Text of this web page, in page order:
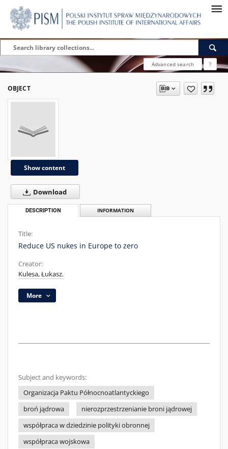
Advanced search ?
OBJECT
Show content
Download
DESCRIPTION INFORMATION
Title:
Reduce US nukes in Europe to zero
Creator:
Kulesa, Łukasz.
More
Subject and keywords:
Organizacja Paktu Północnoatlantyckiego
broń jądrowa
nierozprzestrzenianie broni jądrowej
współpraca w dziedzinie polityki obronnej
współpraca wojskowa